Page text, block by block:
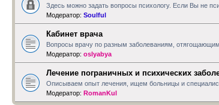
Здесь можно задать вопросы психологу. Если Вы не
Модератор: Soulful
Кабинет врача
Вопросы врачу по разным заболеваниям,
Модератор: oslyabya
Лечение пограничных и психических
Описываем опыт лечения, ищем больницы и
Модератор: RomanKul